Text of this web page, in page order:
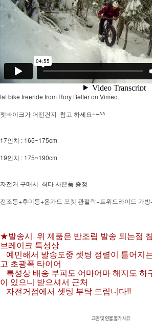
fat bike freeride from Rory Belteron Vimeo.
펫바이크가 어떤건지 참고 하세요~~^^
17인치 : 165~175cm
19인치 : 175~190cm
자전거 구매시 최다 사은품 증정
전조등+후미등+온가드 포켓 관절락+트위드라이드 가
★발송시 위 제품은 반조립 발송 되는점
브레이크 특성상
예민해서 발송도중 셋팅 정렬이 틀어지
고 초광폭 타이어
특성상 배송 부피도 어마어마 해지도 하
이 있으니 받으셔서 근처
자전거점에서 셋팅 부탁 드립니다!!